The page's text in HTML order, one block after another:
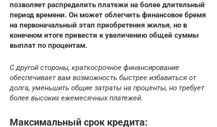
позволяет распределить платежи на более длительный
период времени. Он может облегчить финансовое бремя
на первоначальный этап приобретения жилья, но в
конечном итоге привести к увеличению общей суммы
выплат по процентам.
С другой стороны, краткосрочное финансирование
обеспечивает вам возможность быстрее избавиться от
долга, уменьшить общие затраты на проценты, но требует
более высоких ежемесячных платежей.
Максимальный срок кредита: